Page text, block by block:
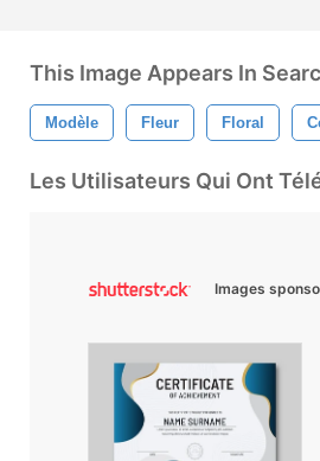
This Image Appears In
Modèle Fleur Floral
Les Utilisateurs Qui Ont
Images